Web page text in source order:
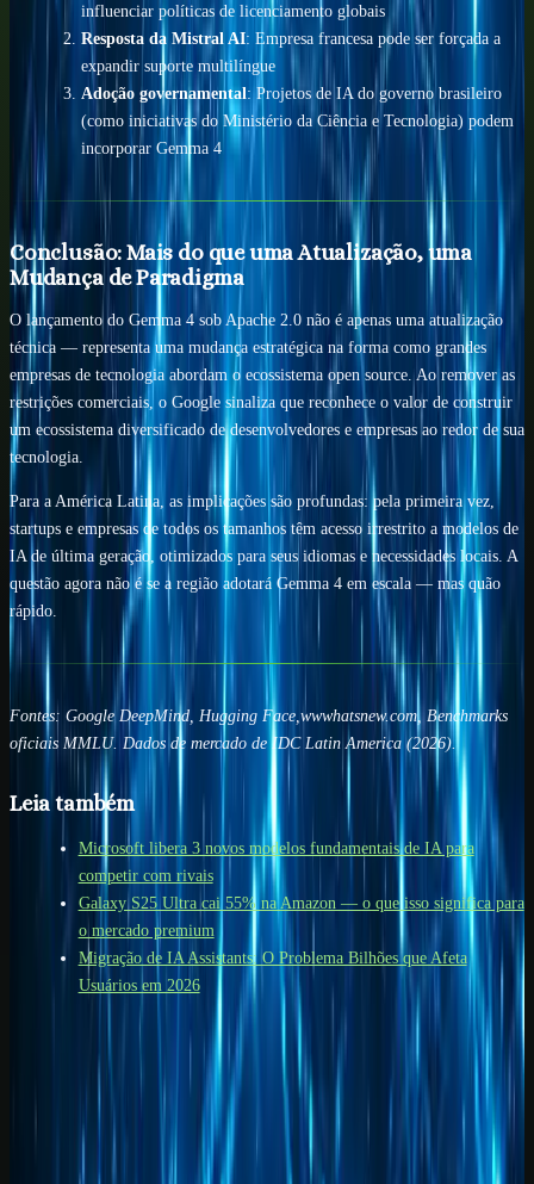
influenciar políticas de licenciamento globais
Resposta da Mistral AI: Empresa francesa pode ser forçada a
expandir suporte multilíngue
Adoção governamental: Projetos de IA do governo brasileiro
(como iniciativas do Ministério da Ciência e Tecnologia) podem
incorporar Gemma 4
Conclusão: Mais do que uma Atualização, uma
Mudança de Paradigma
O lançamento do Gemma 4 sob Apache 2.0 não é apenas uma atualização
técnica — representa uma mudança estratégica na forma como grandes
empresas de tecnologia abordam o ecossistema open source. Ao remover as
restrições comerciais, o Google sinaliza que reconhece o valor de construir
um ecossistema diversificado de desenvolvedores e empresas ao redor de sua
tecnologia.
Para a América Latina, as implicações são profundas: pela primeira vez,
startups e empresas de todos os tamanhos têm acesso irrestrito a modelos de
IA de última geração, otimizados para seus idiomas e necessidades locais. A
questão agora não é se a região adotará Gemma 4 em escala — mas quão
rápido.
Fontes: Google DeepMind, Hugging Face,wwwhatsnew.com, Benchmarks
oficiais MMLU. Dados de mercado de IDC Latin America (2026).
Leia também
Microsoft libera 3 novos modelos fundamentais de IA para
competir com rivais
Galaxy S25 Ultra cai 55% na Amazon — o que isso significa para
o mercado premium
Migração de IA Assistants: O Problema Bilhões que Afeta
Usuários em 2026
Transforme este tema em um fluxo
pronto para usar.